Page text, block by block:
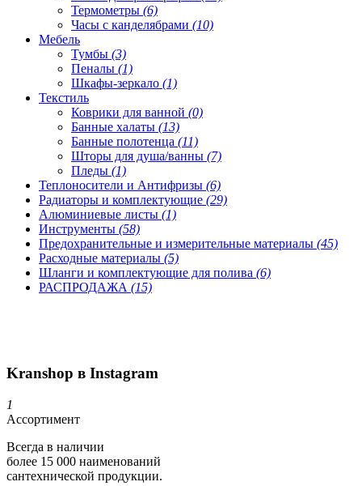
Термометры (6)
Часы с канделябрами (10)
Мебель
Тумбы (3)
Пеналы (1)
Шкафы-зеркало (1)
Текстиль
Коврики для ванной (0)
Банные халаты (13)
Банные полотенца (11)
Шторы для душа/ванны (7)
Пледы (1)
Теплоносители и Антифризы (6)
Радиаторы и комплектующие (29)
Алюминиевые листы (1)
Инструменты (58)
Предохранительные и измерительные материалы (45)
Расходные материалы (5)
Шланги и комплектующие для полива (6)
РАСПРОДАЖА (15)
Kranshop в Instagram
1
Ассортимент
Всегда в наличии
более 15 000 наименований
сантехнической продукции.